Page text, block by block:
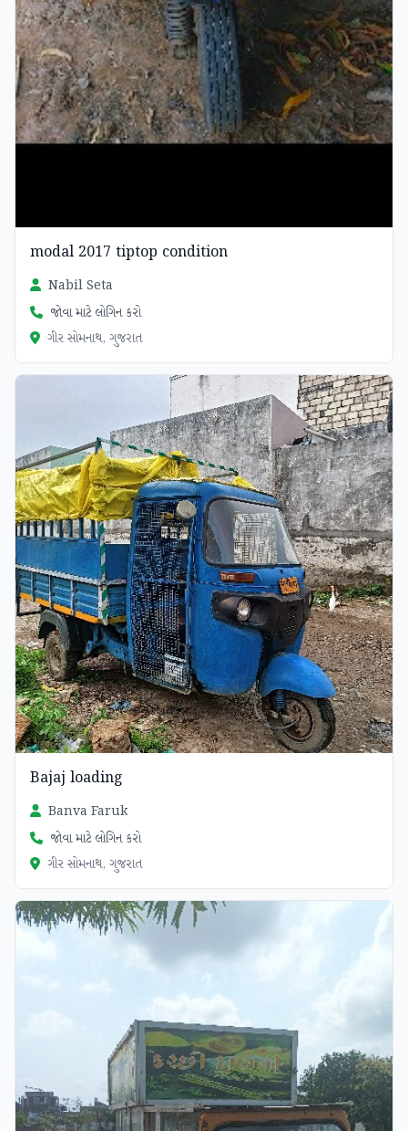
modal 2017 tiptop condition
Nabil Seta
જોવા માટે લોગિન કરો
ગીર સોમનાથ, ગુજરાત
Bajaj loading
Banva Faruk
જોવા માટે લોગિન કરો
ગીર સોમનાથ, ગુજરાત